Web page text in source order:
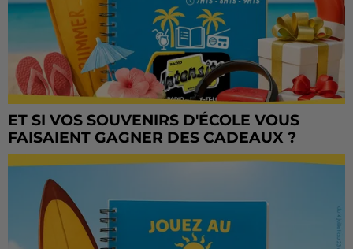
ET SI VOS SOUVENIRS D'ÉCOLE VOUS
FAISAIENT GAGNER DES CADEAUX ?